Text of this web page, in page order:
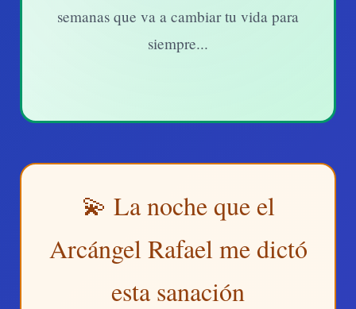
semanas que va a cambiar tu vida para
siempre...
💫 La noche que el
Arcángel Rafael me dictó
esta sanación